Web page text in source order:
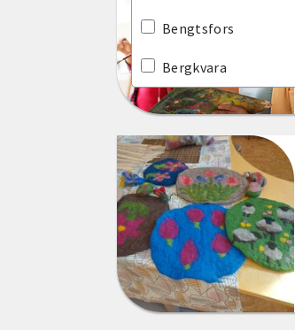
Norrbottens län
Skåne län
Stockholms län
Södermanlands län
Uppsala län
Värmlands län
Bengtsfors
Bergkvara
Bjuv
Bodafors
Boden
Bohus
Bollnäs
Borlänge